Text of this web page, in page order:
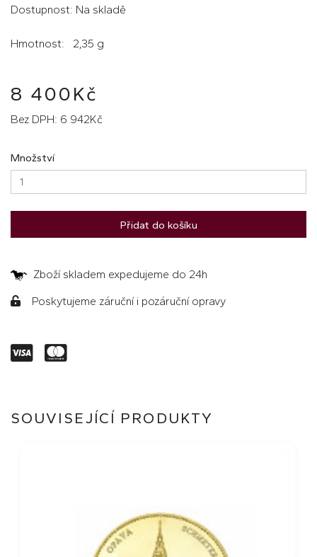
Dostupnost: Na skladě
Hmotnost: 2,35 g
8 400Kč
Bez DPH: 6 942Kč
Množství
Přidat do košíku
Zboží skladem expedujeme do 24h
Poskytujeme záruční i pozáruční opravy
SOUVISEJÍCÍ PRODUKTY